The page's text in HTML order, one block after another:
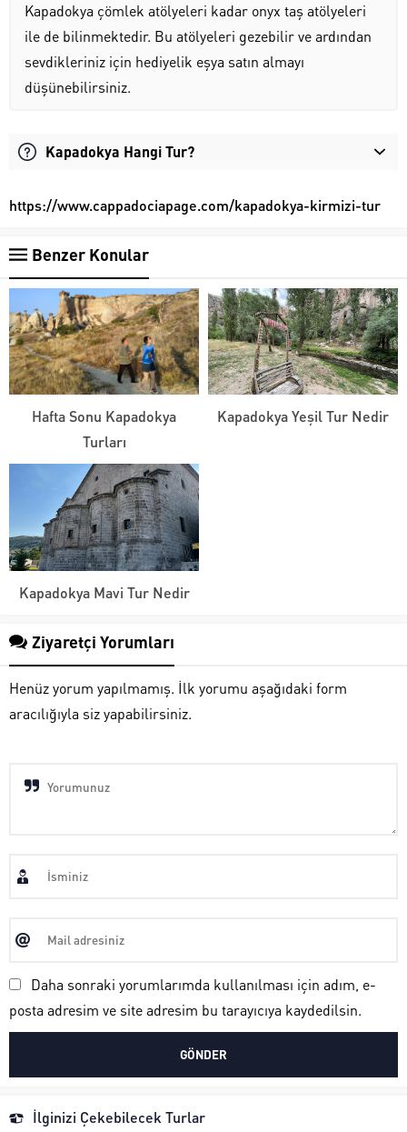
Kapadokya çömlek atölyeleri kadar onyx taş atölyeleri
ile de bilinmektedir. Bu atölyeleri gezebilir ve ardından
sevdikleriniz için hediyelik eşya satın almayı
düşünebilirsiniz.
Kapadokya Hangi Tur?
https://www.cappadociapage.com/kapadokya-kirmizi-tur
Benzer Konular
Hafta Sonu Kapadokya
Turları
Kapadokya Yeşil Tur Nedir
Kapadokya Mavi Tur Nedir
Ziyaretçi Yorumları
Henüz yorum yapılmamış. İlk yorumu aşağıdaki form
aracılığıyla siz yapabilirsiniz.
Daha sonraki yorumlarımda kullanılması için adım, e-
posta adresim ve site adresim bu tarayıcıya kaydedilsin.
İlginizi Çekebilecek Turlar